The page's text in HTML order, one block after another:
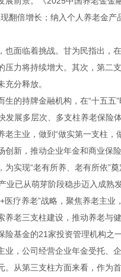
翻倍增长；纳入个人养老金
临着挑战。甘为民指出，
压力将持续增大。其次，第二
分释放。
持牌金融机构，在“十五五
发展多层次、多支柱养老保险
业，做到“做实第一支柱，
创新，推动企业年金和商业保
实现“老有所养、老有所依”
已从萌芽阶段稳步迈入成熟
疗养老”战略，聚焦养老主
养老三支柱建设，推动养老与
基金的21家投资管理机构之
业，公司经营企业年金受托、
。从第三支柱方面来看，作为